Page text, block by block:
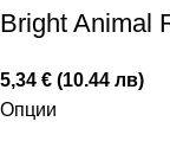
Bright Animal
5,34 € (10.44 лв)
Опции